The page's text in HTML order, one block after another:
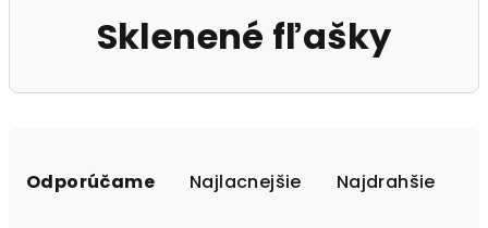
Sklenené fľašky
Odporúčame Najlacnejšie Najdrahšie